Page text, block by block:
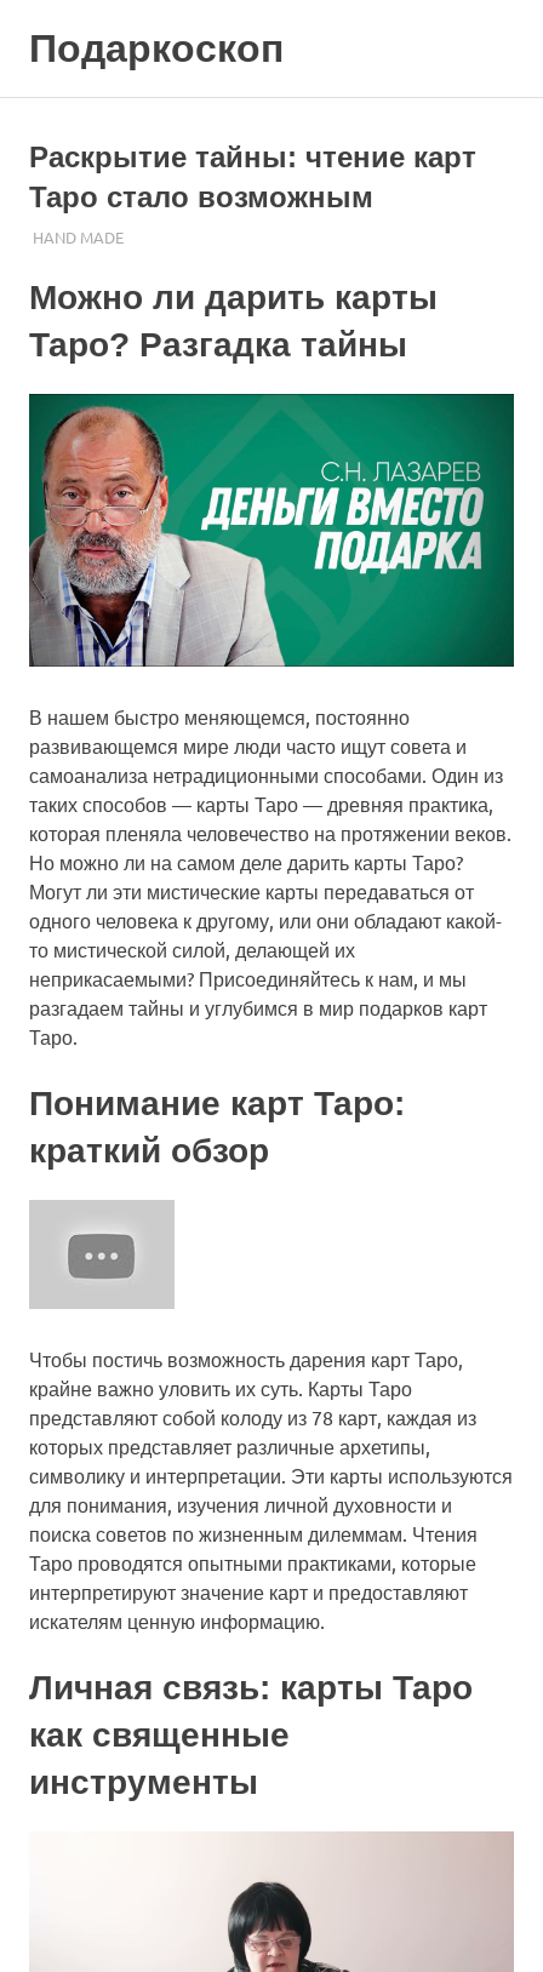
Подаркоскоп
подарить
Раскрытие тайны: чтение карт
Таро стало возможным
16.10.2023
ПОДАРЧЕК
HAND MADE
Можно ли дарить карты
Таро? Разгадка тайны
В нашем быстро меняющемся, постоянно
развивающемся мире люди часто ищут совета и
самоанализа нетрадиционными способами. Один из
таких способов — карты Таро — древняя практика,
которая пленяла человечество на протяжении веков.
Но можно ли на самом деле дарить карты Таро?
Могут ли эти мистические карты передаваться от
одного человека к другому, или они обладают какой-
то мистической силой, делающей их
неприкасаемыми? Присоединяйтесь к нам, и мы
разгадаем тайны и углубимся в мир подарков карт
Таро.
Понимание карт Таро:
краткий обзор
Чтобы постичь возможность дарения карт Таро,
крайне важно уловить их суть. Карты Таро
представляют собой колоду из 78 карт, каждая из
которых представляет различные архетипы,
символику и интерпретации. Эти карты используются
для понимания, изучения личной духовности и
поиска советов по жизненным дилеммам. Чтения
Таро проводятся опытными практиками, которые
интерпретируют значение карт и предоставляют
искателям ценную информацию.
Личная связь: карты Таро
как священные
инструменты